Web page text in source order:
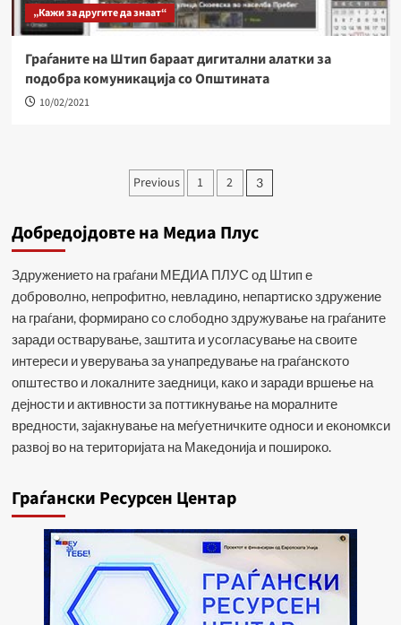
„Кажи за другите да знаат“
Граѓаните на Штип бараат дигитални алатки за
подобра комуникaција со Општината
10/02/2021
Навигација
написи
Previous 1 2 3
Добредојдовте на Медиа Плус
Здружението на граѓани МЕДИА ПЛУС од Штип е
доброволно, непрофитно, невладино, непартиско здружение
на граѓани, формирано со слободно здружување на граѓаните
заради остварување, заштита и усогласување на своите
интереси и уверувања за унапредување на граѓанското
општество и локалните заедници, како и заради вршење на
дејности и активности за поттикнување на моралните
вредности, зајакнување на меѓуетничките односи и економкси
развој во на територијата на Македонија и пошироко.
Граѓански Ресурсен Центар